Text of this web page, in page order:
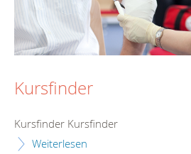
Kursfinder
Kursfinder Kursfinder
Weiterlesen